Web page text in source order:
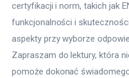
certyfikacji i norm, takich jak
funkcjonalności i
aspekty przy wyborze
Zapraszam do lektury, która
pomoże dokonać